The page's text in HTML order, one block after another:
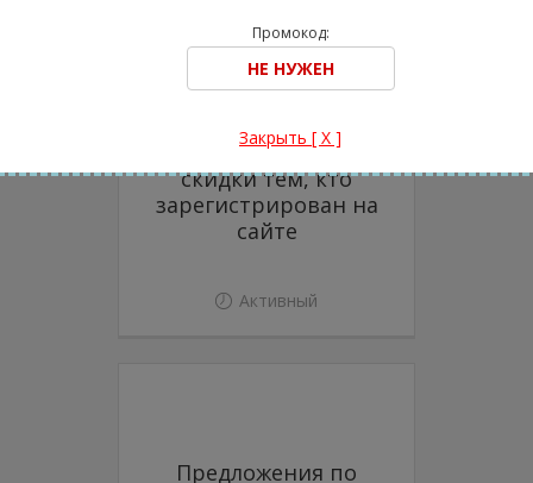
Дополнительные
скидки тем, кто
зарегистрирован на
сайте
Активный
Предложения по
Промокод:
Закрыть [ X ]